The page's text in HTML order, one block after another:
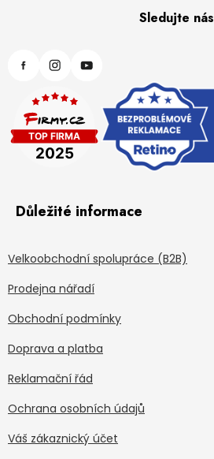
Sledujte nás
Důležité informace
Velkoobchodní spolupráce (B2B)
Prodejna nářadí
Obchodní podmínky
Doprava a platba
Reklamační řád
Ochrana osobních údajů
Váš zákaznický účet